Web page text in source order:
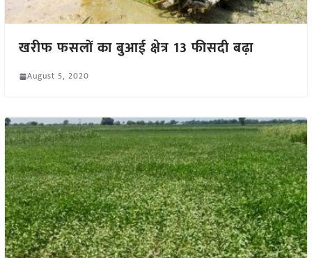
खरीफ फसलों का बुआई क्षेत्र 13 फीसदी बढ़ा
August 5, 2020